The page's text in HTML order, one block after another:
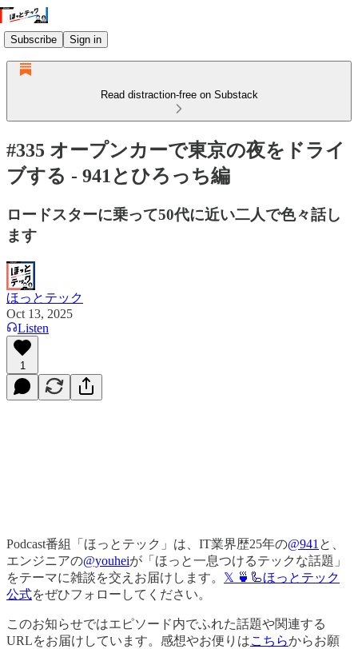
Subscribe Sign in
Read distraction-free on Substack
#335 オープンカーで東京の夜をドライ
ブする - 941とひろっち編
ロードスターに乗って50代に近い二人で色々話し
ます
ほっとテック
Oct 13, 2025
Listen
1
Podcast番組「ほっとテック」は、IT業界歴25年の@941 と、
エンジニアの@youheiが「ほっと一息つけるテックな話題」
をテーマに雑談を交えお届けします。 𝕏 🍵🦾ほっとテック
公式をぜひフォローしてください。
このお知らせではエピソード内でふれた話題や関連する
URLをお届けしています。感想やお便りはこちらからお願